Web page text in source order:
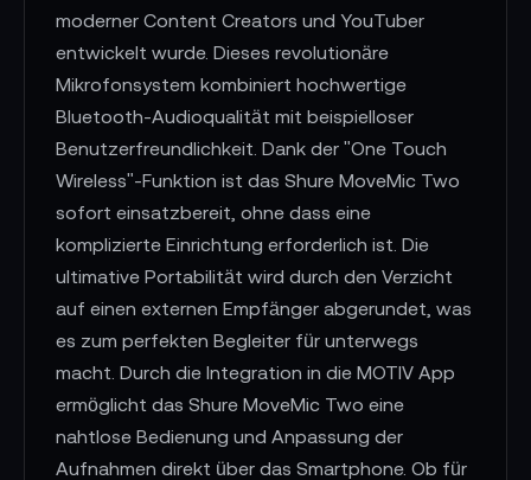
moderner Content Creators und YouTuber
entwickelt wurde. Dieses revolutionäre
Mikrofonsystem kombiniert hochwertige
Bluetooth-Audioqualität mit beispielloser
Benutzerfreundlichkeit. Dank der "One Touch
Wireless"-Funktion ist das Shure MoveMic Two
sofort einsatzbereit, ohne dass eine
komplizierte Einrichtung erforderlich ist. Die
ultimative Portabilität wird durch den Verzicht
auf einen externen Empfänger abgerundet, was
es zum perfekten Begleiter für unterwegs
macht. Durch die Integration in die MOTIV App
ermöglicht das Shure MoveMic Two eine
nahtlose Bedienung und Anpassung der
Aufnahmen direkt über das Smartphone. Ob für